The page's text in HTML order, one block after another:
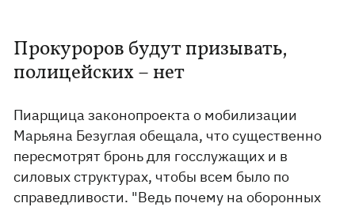
Прокуроров будут призывать,
полицейских – нет
Пиарщица законопроекта о мобилизации
Марьяна Безуглая обещала, что существенно
пересмотрят бронь для госслужащих и в
силовых структурах, чтобы всем было по
справедливости. "Ведь почему на оборонных